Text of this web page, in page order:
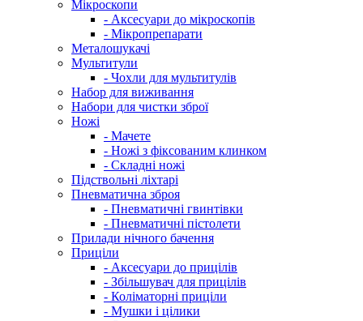
Мікроскопи
- Аксесуари до мікроскопів
- Мікропрепарати
Металошукачі
Мультитули
- Чохли для мультитулів
Набор для виживання
Набори для чистки зброї
Ножі
- Мачете
- Ножі з фіксованим клинком
- Складні ножі
Підствольні ліхтарі
Пневматична зброя
- Пневматичні гвинтівки
- Пневматичні пістолети
Прилади нічного бачення
Приціли
- Аксесуари до прицілів
- Збільшувач для прицілів
- Коліматорні приціли
- Мушки і цілики